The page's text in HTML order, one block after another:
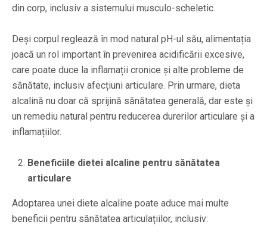
din corp, inclusiv a sistemului musculo-scheletic.
Deși corpul reglează în mod natural pH-ul său, alimentația
joacă un rol important în prevenirea acidificării excesive,
care poate duce la inflamații cronice și alte probleme de
sănătate, inclusiv afecțiuni articulare. Prin urmare, dieta
alcalină nu doar că sprijină sănătatea generală, dar este și
un remediu natural pentru reducerea durerilor articulare și a
inflamațiilor.
Beneficiile dietei alcaline pentru sănătatea
articulare
Adoptarea unei diete alcaline poate aduce mai multe
beneficii pentru sănătatea articulațiilor, inclusiv: